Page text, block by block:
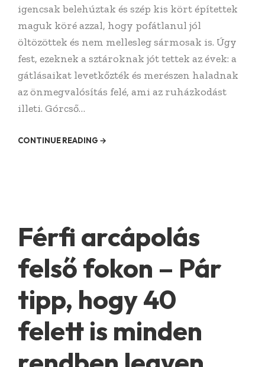
igencsak belehúztak és szép kis kört építettek
maguk köré azzal, hogy pofátlanul jól
öltözöttek és nem mellesleg sármosak is. Úgy
fest, ezeknek a sztároknak jót tettek az évek: a
gátlásaikat levetkőzték és merészen haladnak
az önmegvalósítás felé, ami az ruházkodást
illeti. Górcső…
CONTINUE READING →
Férfi arcápolás
felső fokon – Pár
tipp, hogy 40
felett is minden